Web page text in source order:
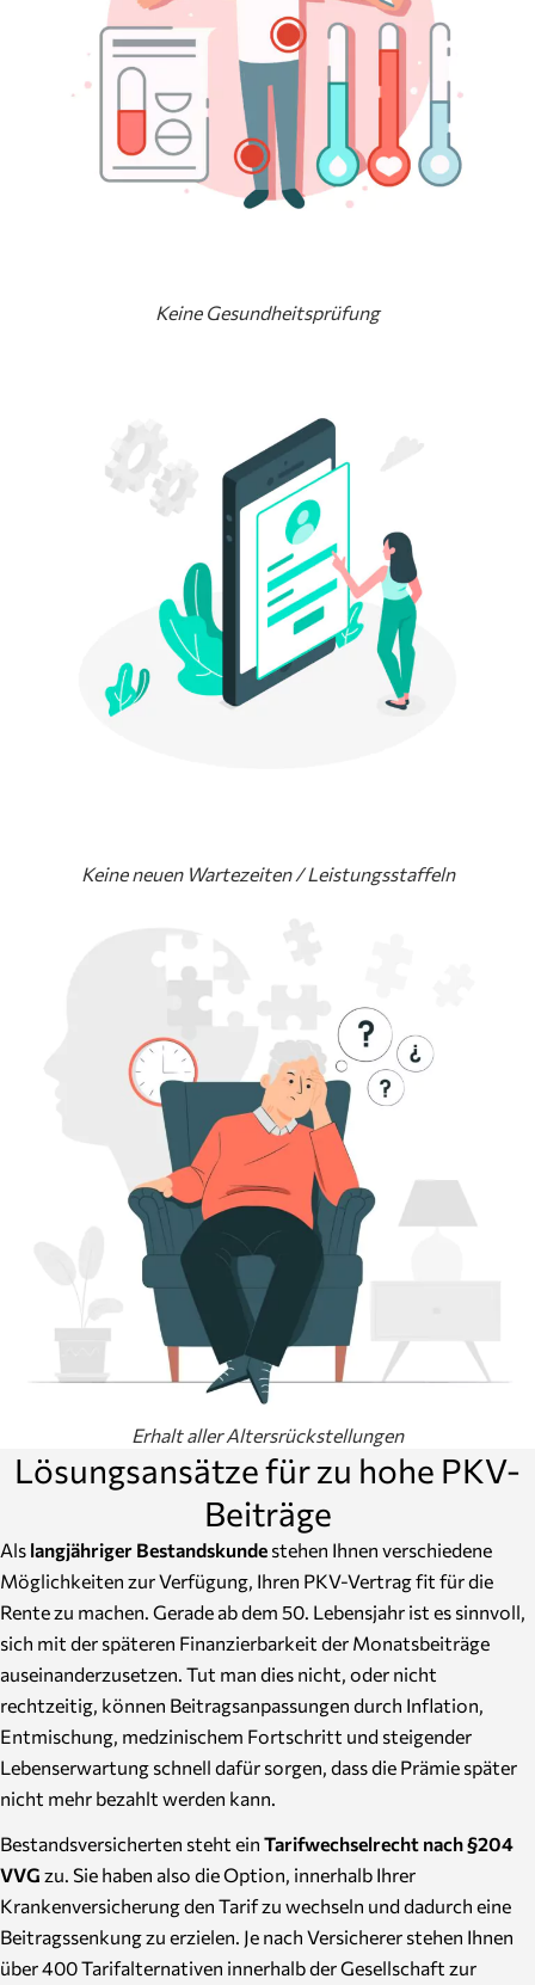
Keine Gesundheitsprüfung
Keine neuen Wartezeiten / Leistungsstaffeln
Erhalt aller Altersrückstellungen
Lösungsansätze für zu hohe PKV-
Beiträge
Als langjähriger Bestandskunde stehen Ihnen verschiedene
Möglichkeiten zur Verfügung, Ihren PKV-Vertrag fit für die
Rente zu machen. Gerade ab dem 50. Lebensjahr ist es sinnvoll,
sich mit der späteren Finanzierbarkeit der Monatsbeiträge
auseinanderzusetzen. Tut man dies nicht, oder nicht
rechtzeitig, können Beitragsanpassungen durch Inflation,
Entmischung, medzinischem Fortschritt und steigender
Lebenserwartung schnell dafür sorgen, dass die Prämie später
nicht mehr bezahlt werden kann.
Bestandsversicherten steht ein Tarifwechselrecht nach §204
VVG zu. Sie haben also die Option, innerhalb Ihrer
Krankenversicherung den Tarif zu wechseln und dadurch eine
Beitragssenkung zu erzielen. Je nach Versicherer stehen Ihnen
über 400 Tarifalternativen innerhalb der Gesellschaft zur